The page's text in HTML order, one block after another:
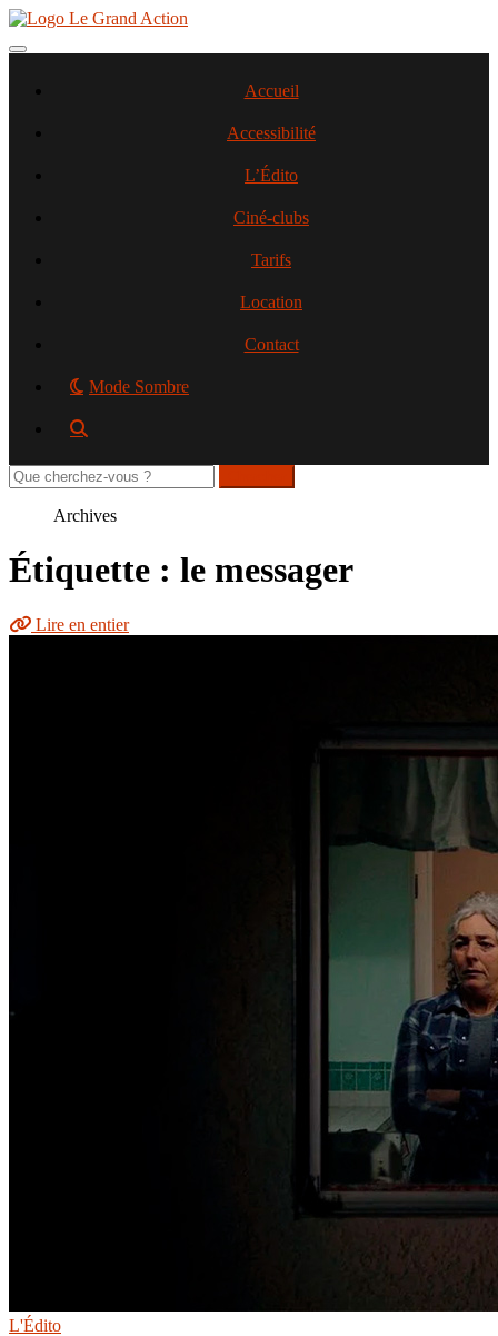
Aller
contenu
Toggle navigation
Accueil
Accessibilité
L’Édito
Ciné-clubs
Tarifs
Location
Contact
Mode Sombre
Rechercher
sur
Archives
Étiquette : le messager
Lire en entier
L'Édito